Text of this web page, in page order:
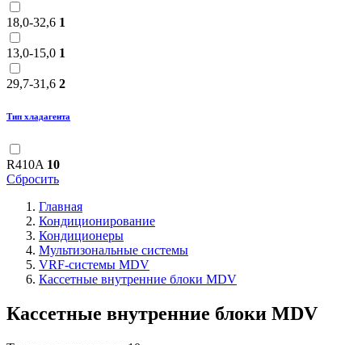
18,0-32,6 1
13,0-15,0 1
29,7-31,6 2
Тип хладагента
R410A 10
Сбросить
Главная
Кондиционирование
Кондиционеры
Мультизональные системы
VRF-системы MDV
Кассетные внутренние блоки MDV
Кассетные внутренние блоки MDV